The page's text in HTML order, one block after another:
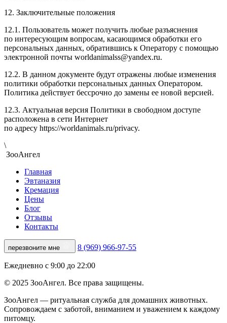
12. Заключительные положения
12.1. Пользователь может получить любые разъяснения
по интересующим вопросам, касающимся обработки его
персональных данных, обратившись к Оператору с помощью
электронной почты worldanimalss@yandex.ru.
12.2. В данном документе будут отражены любые изменения
политики обработки персональных данных Оператором.
Политика действует бессрочно до замены ее новой версией.
12.3. Актуальная версия Политики в свободном доступе
расположена в сети Интернет
по адресу https://worldanimals.ru/privacy.
\
ЗооАнгел
Главная
Эвтаназия
Кремация
Цены
Блог
Отзывы
Контакты
перезвоните мне 8 (969) 966-97-55
Ежедневно с 9:00 до 22:00
© 2025 ЗооАнгел. Все права защищены.
ЗооАнгел — ритуальная служба для домашних животных.
Сопровождаем с заботой, вниманием и уважением к каждому
питомцу.